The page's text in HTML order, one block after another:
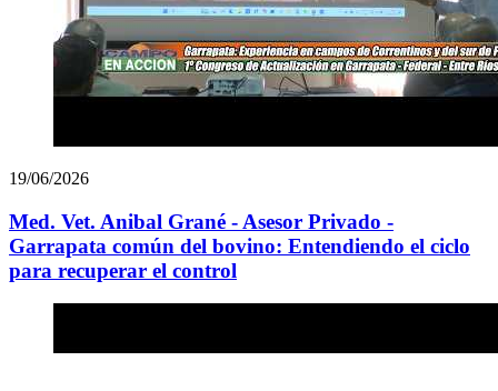
19/06/2026
Med. Vet. Anibal Grané - Asesor Privado -
Garrapata común del bovino: Entendiendo el ciclo
para recuperar el control